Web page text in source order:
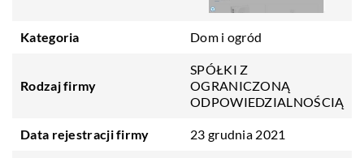
Kategoria Dom i ogród
Rodzaj firmy
SPÓŁKI Z
OGRANICZONĄ
ODPOWIEDZIALNOŚCIĄ
Data rejestracji firmy 23 grudnia 2021